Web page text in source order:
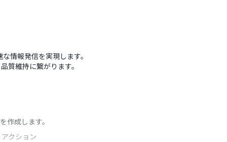
情報発信を実現します。
質維持に繋がります。
成します。
クション